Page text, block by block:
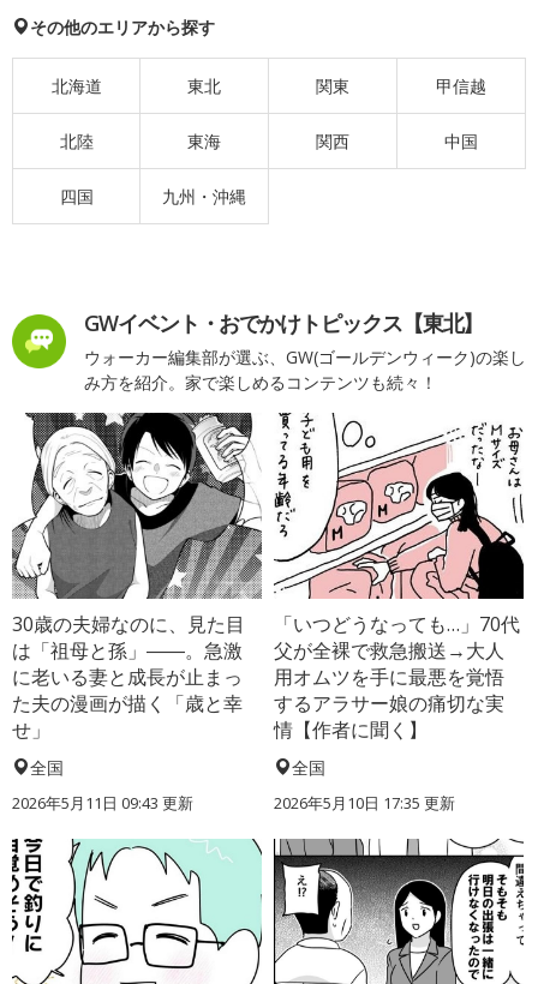
その他のエリアから探す
北海道 東北 関東 甲信越
北陸 東海 関西 中国
四国 九州・沖縄
GWイベント・おでかけトピックス【東北】
ウォーカー編集部が選ぶ、GW(ゴールデンウィーク)の楽し
み方を紹介。家で楽しめるコンテンツも続々！
30歳の夫婦なのに、見た目
は「祖母と孫」――。急激
に老いる妻と成長が止まっ
た夫の漫画が描く「歳と幸
せ」
全国
2026年5月11日 09:43 更新
「いつどうなっても…」70代
父が全裸で救急搬送→大人
用オムツを手に最悪を覚悟
するアラサー娘の痛切な実
情【作者に聞く】
全国
2026年5月10日 17:35 更新